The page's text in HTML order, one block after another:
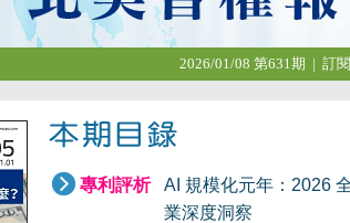
2026/01/08 第631期 | 訂
專利評析
AI 規模化元年：2026
業深度洞察